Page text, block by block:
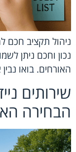
ניהול תקציב חכם
נכון וחכם ניתן
האורחים. בואו
שירותים
הבחירה